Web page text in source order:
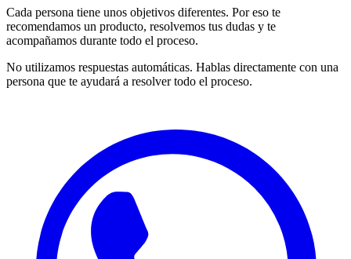
Cada persona tiene unos objetivos diferentes. Por eso te
recomendamos un producto, resolvemos tus dudas y te
acompañamos durante todo el proceso.
No utilizamos respuestas automáticas. Hablas directamente con una
persona que te ayudará a resolver todo el proceso.